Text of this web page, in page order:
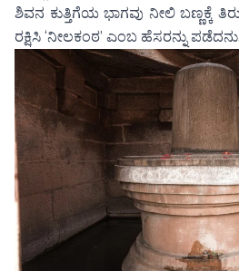
ಶಿವನ ಕುತ್ತಿಗೆಯ ಭಾಗವು ನೀಲಿ ಬಣ್ಣಕ್ಕೆ
ರಕ್ಷಿಸಿ ‘ನೀಲಕಂಠ’ ಎಂಬ ಹೆಸರನ್ನು ಪಡೆದನು.